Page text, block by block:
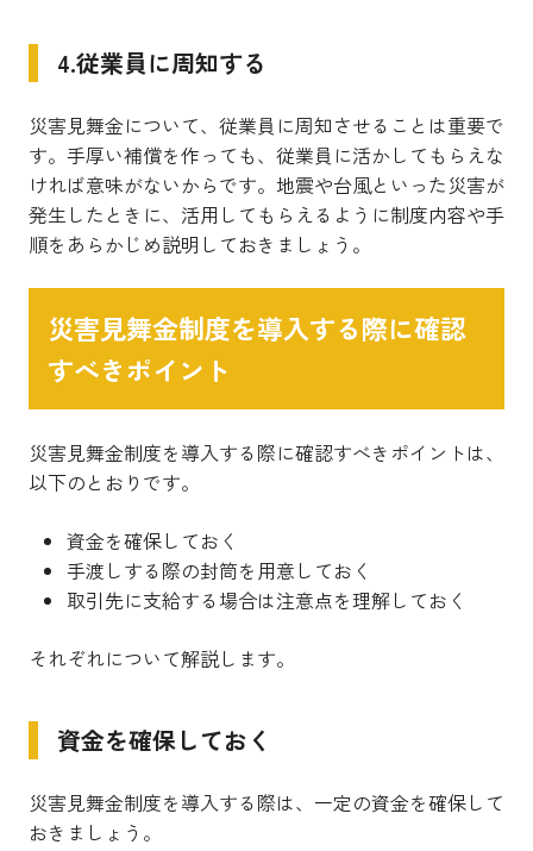
4.従業員に周知する
災害見舞金について、従業員に周知させることは重要で
す。手厚い補償を作っても、従業員に活かしてもらえな
ければ意味がないからです。地震や台風といった災害が
発生したときに、活用してもらえるように制度内容や手
順をあらかじめ説明しておきましょう。
災害見舞金制度を導入する際に確認
すべきポイント
災害見舞金制度を導入する際に確認すべきポイントは、
以下のとおりです。
資金を確保しておく
手渡しする際の封筒を用意しておく
取引先に支給する場合は注意点を理解しておく
それぞれについて解説します。
資金を確保しておく
災害見舞金制度を導入する際は、一定の資金を確保して
おきましょう。